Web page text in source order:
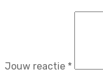
Jouw reactie *